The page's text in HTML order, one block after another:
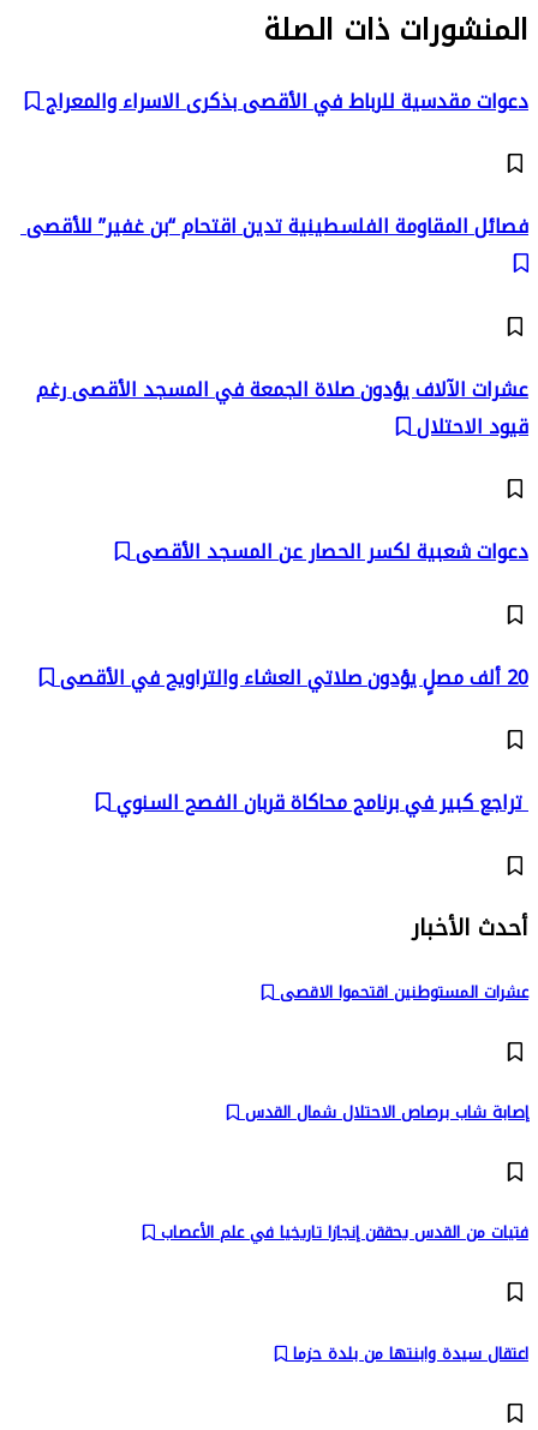
المنشورات ذات الصلة
دعوات مقدسية للرباط في الأقصى بذكرى الاسراء والمعراج
فصائل المقاومة الفلسطينية تدين اقتحام “بن غفير” للأقصى
عشرات الآلاف يؤدون صلاة الجمعة في المسجد الأقصى رغم
قيود الاحتلال
دعوات شعبية لكسر الحصار عن المسجد الأقصى
20 ألف مصلٍ يؤدون صلاتي العشاء والتراويح في الأقصى
تراجع كبير في برنامج محاكاة قربان الفصح السنوي
أحدث الأخبار
عشرات المستوطنين اقتحموا الاقصى
إصابة شاب برصاص الاحتلال شمال القدس
فتيات من القدس يحققن إنجازا تاريخيا في علم الأعصاب
اعتقال سيدة وابنتها من بلدة حزما